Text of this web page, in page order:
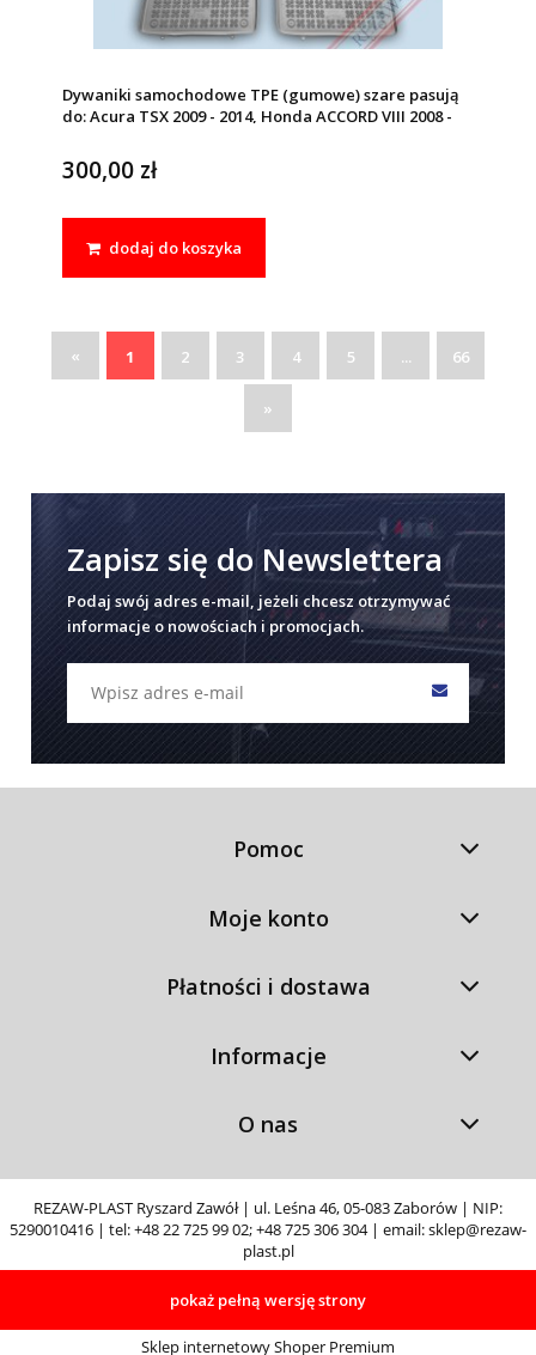
Dywaniki samochodowe TPE (gumowe) szare pasują
do: Acura TSX 2009 - 2014, Honda ACCORD VIII 2008 -
300,00 zł
dodaj do koszyka
« 1 2 3 4 5 ... 66
»
Zapisz się do Newslettera
Podaj swój adres e-mail, jeżeli chcesz otrzymywać
informacje o nowościach i promocjach.
Pomoc
Moje konto
Płatności i dostawa
Informacje
O nas
REZAW-PLAST Ryszard Zawół | ul. Leśna 46, 05-083 Zaborów | NIP:
5290010416 | tel:+48 22 725 99 02;+48 725 306 304| email:sklep@rezaw-
plast.pl
pokaż pełną wersję strony
Sklep internetowy Shoper Premium